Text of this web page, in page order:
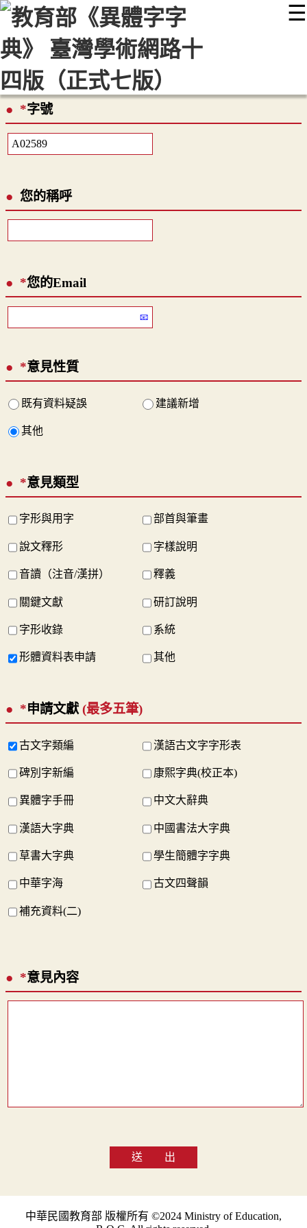
☰
::: 最新消息 常見問題 編輯說明
顯示模式
網站導覽
*字號
您的稱呼
*您的Email
*意見性質
既有資料疑誤 建議新增
其他
*意見類型
字形與用字 部首與筆畫
說文釋形 字樣說明
音讀（注音/漢拼） 釋義
關鍵文獻 研訂說明
字形收錄 系統
形體資料表申請 其他
*申請文獻 (最多五筆)
古文字類編 漢語古文字字形表
碑別字新編 康熙字典(校正本)
異體字手冊 中文大辭典
漢語大字典 中國書法大字典
草書大字典 學生簡體字字典
中華字海 古文四聲韻
補充資料(二)
*意見內容
送 出
中華民國教育部 版權所有 ©2024 Ministry of Education,